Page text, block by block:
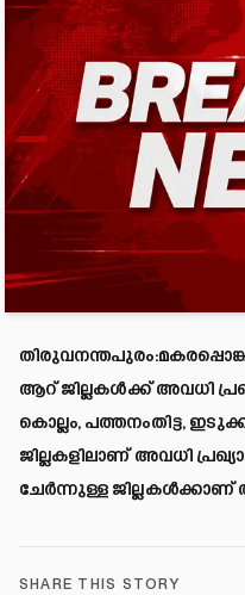
ആറ് ജില്ലകള്‍ക്ക് അവധി
കൊല്ലം, പത്തനംതിട്ട,
ജില്ലകളിലാണ് അവധി
ചേര്‍ന്നുള്ള ജില്ലകള്‍ക്കാണ്
SHARE THIS STORY